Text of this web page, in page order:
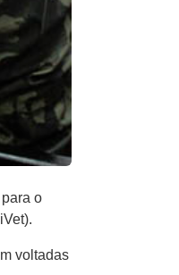
o
voltadas